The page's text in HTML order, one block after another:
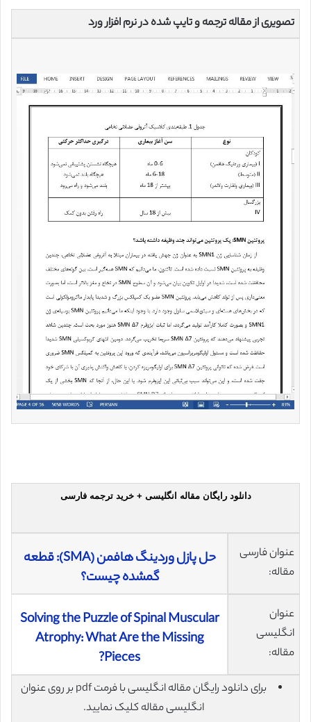
تصویری از مقاله ترجمه و تایپ شده در نرم افزار ورد
دانلود رایگان مقاله انگلیسی + خرید ترجمه فارسی
عنوان فارسی
مقاله:
حل پازل وردینگ هافمن (SMA): قطعه
گمشده چیست؟
عنوان
انگلیسی
مقاله:
Solving the Puzzle of Spinal Muscular
Atrophy: What Are the Missing
Pieces?
برای دانلود رایگان مقاله انگلیسی با فرمت pdf بر روی عنوان
انگلیسی مقاله کلیک نمایید.